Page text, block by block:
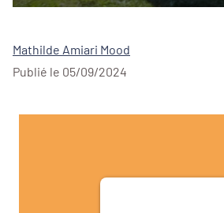
Mathilde Amiari Mood
Publié le 05/09/2024